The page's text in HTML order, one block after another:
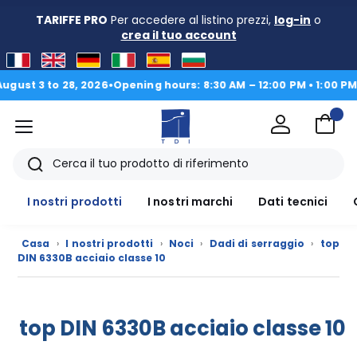
TARIFFE PRO Per accedere al listino prezzi, log-in o
crea il tuo account
3 to 28, 2026•Opening hours: 8:30 AM – 12:00 PM • 1:00 PM -
nostri
prodotti
Menu
Ricerca
I nostri prodotti
I nostri marchi Dati tecnici
Casa › I nostri prodotti › Noci › Dadi di serraggio › top
DIN 6330B acciaio classe 10
top DIN 6330B acciaio classe 10